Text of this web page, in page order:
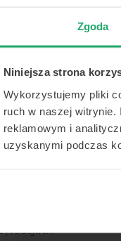
Zgoda
Niniejsza strona
Wykorzystujemy pliki
ruch w naszej witrynie.
reklamowym i
uzyskanymi podczas
nad ranem i nie
może być objaw
w nocy,
odczuwasz w
doświadczać
omdlenia w